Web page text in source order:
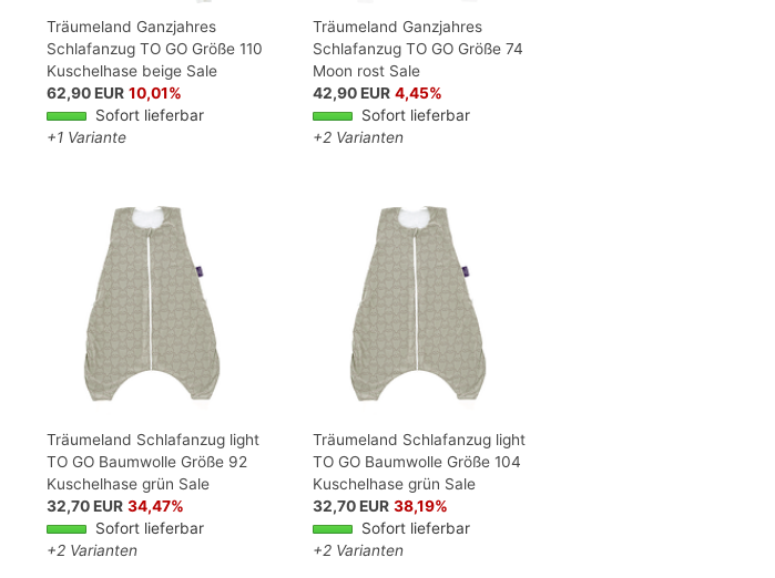
Träumeland Ganzjahres
Schlafanzug TO GO Größe 110
Kuschelhase beige Sale
62,90 EUR 10,01%
Sofort lieferbar
+1 Variante
Träumeland Ganzjahres
Schlafanzug TO GO Größe 74
Moon rost Sale
42,90 EUR 4,45%
Sofort lieferbar
+2 Varianten
Träumeland Schlafanzug light
TO GO Baumwolle Größe 92
Kuschelhase grün Sale
32,70 EUR 34,47%
Sofort lieferbar
+2 Varianten
Träumeland Schlafanzug light
TO GO Baumwolle Größe 104
Kuschelhase grün Sale
32,70 EUR 38,19%
Sofort lieferbar
+2 Varianten